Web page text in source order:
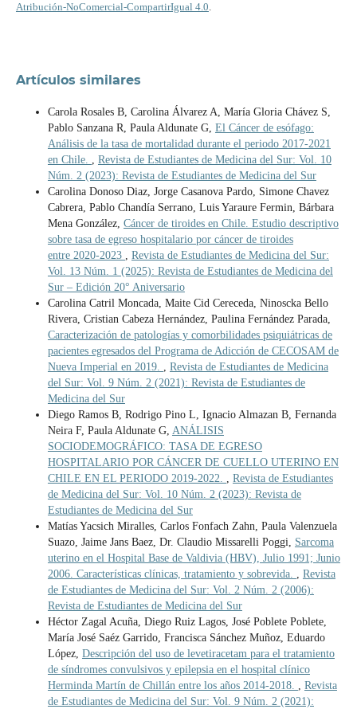
Atribución-NoComercial-CompartirIgual 4.0.
Artículos similares
Carola Rosales B, Carolina Álvarez A, María Gloria Chávez S,
Pablo Sanzana R, Paula Aldunate G, El Cáncer de esófago:
Análisis de la tasa de mortalidad durante el periodo 2017-2021
en Chile. , Revista de Estudiantes de Medicina del Sur: Vol. 10
Núm. 2 (2023): Revista de Estudiantes de Medicina del Sur
Carolina Donoso Diaz, Jorge Casanova Pardo, Simone Chavez
Cabrera, Pablo Chandía Serrano, Luis Yaraure Fermin, Bárbara
Mena González, Cáncer de tiroides en Chile. Estudio descriptivo
sobre tasa de egreso hospitalario por cáncer de tiroides
entre 2020-2023 , Revista de Estudiantes de Medicina del Sur:
Vol. 13 Núm. 1 (2025): Revista de Estudiantes de Medicina del
Sur – Edición 20° Aniversario
Carolina Catril Moncada, Maite Cid Cereceda, Ninoscka Bello
Rivera, Cristian Cabeza Hernández, Paulina Fernández Parada,
Caracterización de patologías y comorbilidades psiquiátricas de
pacientes egresados del Programa de Adicción de CECOSAM de
Nueva Imperial en 2019. , Revista de Estudiantes de Medicina
del Sur: Vol. 9 Núm. 2 (2021): Revista de Estudiantes de
Medicina del Sur
Diego Ramos B, Rodrigo Pino L, Ignacio Almazan B, Fernanda
Neira F, Paula Aldunate G, ANÁLISIS
SOCIODEMOGRÁFICO: TASA DE EGRESO
HOSPITALARIO POR CÁNCER DE CUELLO UTERINO EN
CHILE EN EL PERIODO 2019-2022. , Revista de Estudiantes
de Medicina del Sur: Vol. 10 Núm. 2 (2023): Revista de
Estudiantes de Medicina del Sur
Matías Yacsich Miralles, Carlos Fonfach Zahn, Paula Valenzuela
Suazo, Jaime Jans Baez, Dr. Claudio Missarelli Poggi, Sarcoma
uterino en el Hospital Base de Valdivia (HBV), Julio 1991; Junio
2006. Características clínicas, tratamiento y sobrevida. , Revista
de Estudiantes de Medicina del Sur: Vol. 2 Núm. 2 (2006):
Revista de Estudiantes de Medicina del Sur
Héctor Zagal Acuña, Diego Ruiz Lagos, José Poblete Poblete,
María José Saéz Garrido, Francisca Sánchez Muñoz, Eduardo
López, Descripción del uso de levetiracetam para el tratamiento
de síndromes convulsivos y epilepsia en el hospital clínico
Herminda Martín de Chillán entre los años 2014-2018. , Revista
de Estudiantes de Medicina del Sur: Vol. 9 Núm. 2 (2021):